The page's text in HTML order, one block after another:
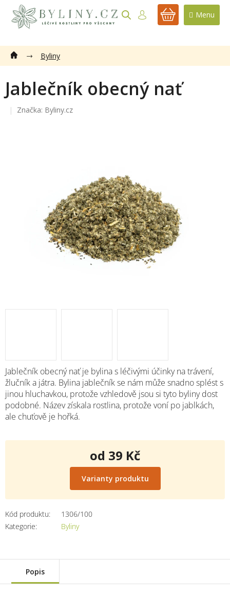
obsah
NÁKUPNÍ
Byliny
Jablečník obecný nať
Značka: Byliny.cz
Jablečník obecný nať je bylina s léčivými účinky na trávení,
žlučník a játra. Bylina jablečník se nám může snadno splést s
jinou hluchavkou, protože vzhledově jsou si tyto byliny dost
podobné. Název získala rostlina, protože voní po jablkách,
ale chuťově je hořká.
Kód produktu:
1306/100
Kategorie: Byliny
od 39 Kč
Měrná
cena:
Varianty produktu
Popis